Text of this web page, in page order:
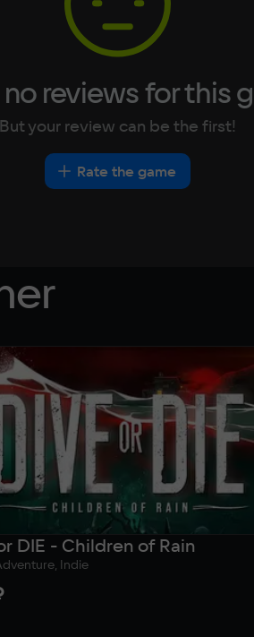
reviews for this
But your review can be the first!
Rate the game
DIE - Children of Rain
Indie